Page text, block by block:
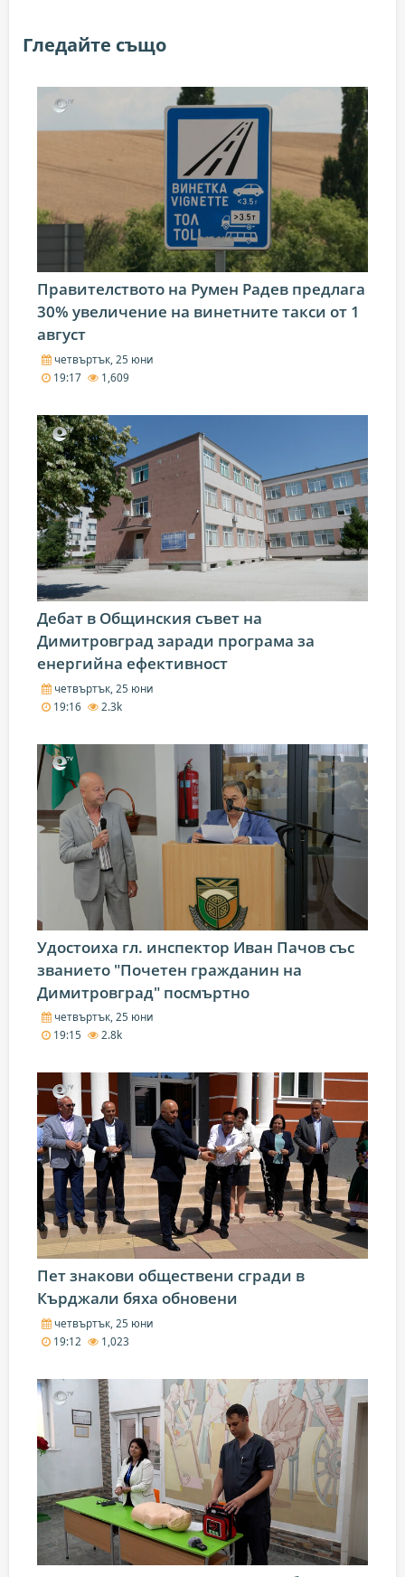
Гледайте също
Правителството на Румен Радев предлага
30% увеличение на винетните такси от 1
август
четвъртък, 25 юни
19:17
1,609
Дебат в Общинския съвет на
Димитровград заради програма за
енергийна ефективност
четвъртък, 25 юни
19:16
2.3k
Удостоиха гл. инспектор Иван Пачов със
званието "Почетен гражданин на
Димитровград" посмъртно
четвъртък, 25 юни
19:15
2.8k
Пет знакови обществени сгради в
Кърджали бяха обновени
четвъртък, 25 юни
19:12
1,023